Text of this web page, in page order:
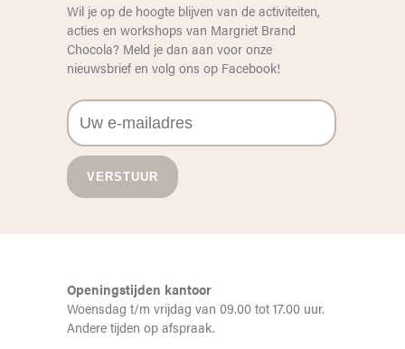
Wil je op de hoogte blijven van de activiteiten,
acties en workshops van Margriet Brand
Chocola? Meld je dan aan voor onze
nieuwsbrief en volg ons op Facebook!
Openingstijden kantoor
Woensdag t/m vrijdag van 09.00 tot 17.00 uur.
Andere tijden op afspraak.